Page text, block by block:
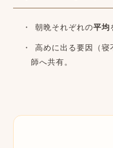
朝晩それぞれの平均
高めに出る要因（寝
師へ共有。